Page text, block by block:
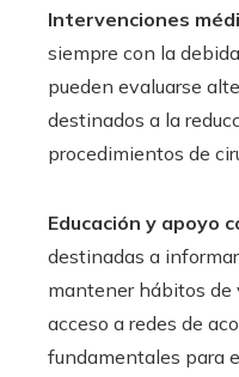
Intervenciones
siempre con la
pueden evaluarse
destinados a la
procedimientos de
Educación y apoyo
destinadas a
mantener hábitos de
acceso a redes de
fundamentales para